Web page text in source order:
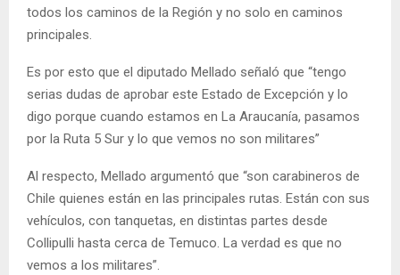
todos los caminos de la Región y no solo en caminos
principales.
Es por esto que el diputado Mellado señaló que “tengo
serias dudas de aprobar este Estado de Excepción y lo
digo porque cuando estamos en La Araucanía, pasamos
por la Ruta 5 Sur y lo que vemos no son militares”
Al respecto, Mellado argumentó que “son carabineros de
Chile quienes están en las principales rutas. Están con sus
vehículos, con tanquetas, en distintas partes desde
Collipulli hasta cerca de Temuco. La verdad es que no
vemos a los militares”.